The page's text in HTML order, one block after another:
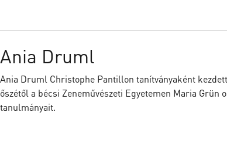
Ania Druml
Ania Druml Christophe Pantillon tanítványaként
őszétől a bécsi Zeneművészeti Egyetemen Maria Grün
tanulmányait.